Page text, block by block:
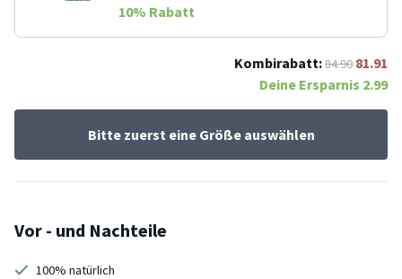
10% Rabatt
Kombirabatt:84.90 81.91
Deine Ersparnis 2.99
Bitte zuerst eine Größe auswählen
Vor - und Nachteile
100% natürlich